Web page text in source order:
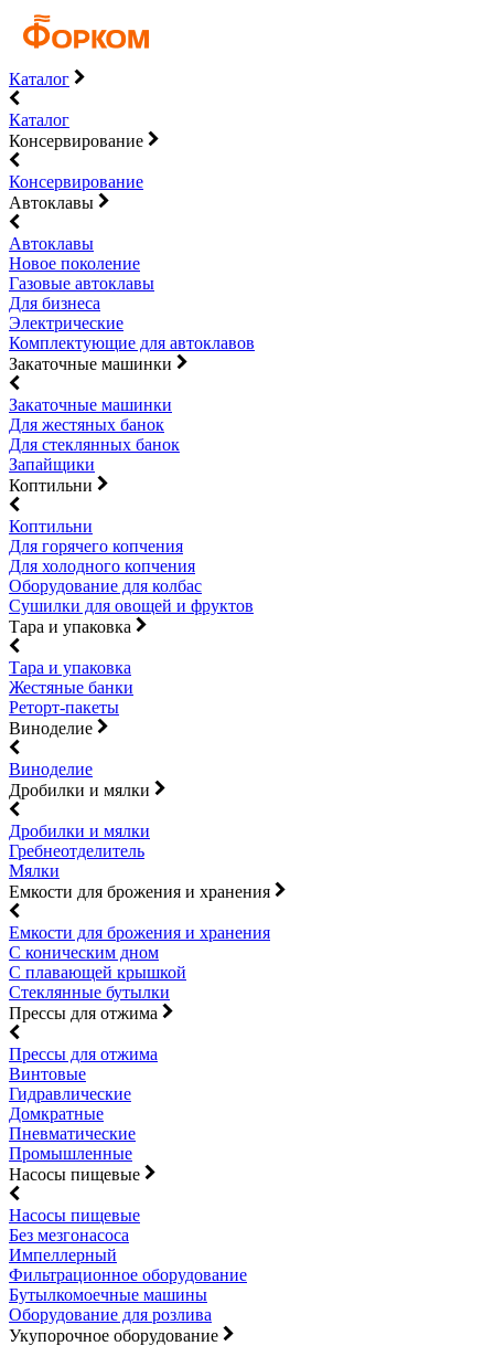
Каталог
Каталог
Консервирование
Консервирование
Автоклавы
Автоклавы
Новое поколение
Газовые автоклавы
Для бизнеса
Электрические
Комплектующие для автоклавов
Закаточные машинки
Закаточные машинки
Для жестяных банок
Для стеклянных банок
Запайщики
Коптильни
Коптильни
Для горячего копчения
Для холодного копчения
Оборудование для колбас
Сушилки для овощей и фруктов
Тара и упаковка
Тара и упаковка
Жестяные банки
Реторт-пакеты
Виноделие
Виноделие
Дробилки и мялки
Дробилки и мялки
Гребнеотделитель
Мялки
Емкости для брожения и хранения
Емкости для брожения и хранения
С коническим дном
С плавающей крышкой
Стеклянные бутылки
Прессы для отжима
Прессы для отжима
Винтовые
Гидравлические
Домкратные
Пневматические
Промышленные
Насосы пищевые
Насосы пищевые
Без мезгонасоса
Импеллерный
Фильтрационное оборудование
Бутылкомоечные машины
Оборудование для розлива
Укупорочное оборудование